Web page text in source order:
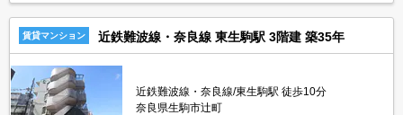
ート付き。
賃貸マンション 近鉄難波線・奈良線 東生駒駅 3階建 築35年
近鉄難波線・奈良線/東生駒駅 徒歩10分
奈良県生駒市辻町